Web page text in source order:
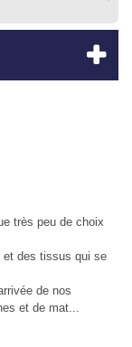
très peu de choix
et des tissus qui se
de nos
et de mat...